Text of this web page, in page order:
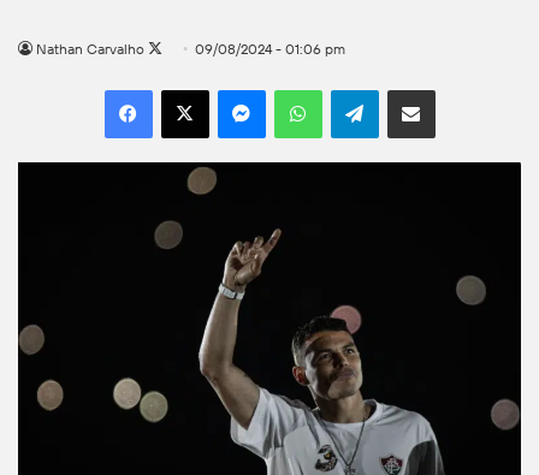
Nathan Carvalho
Follow09/08/2024 - 01:06 pm
Facebook
X MessengerWhatsAppTelegramCompartilhar por e-mail